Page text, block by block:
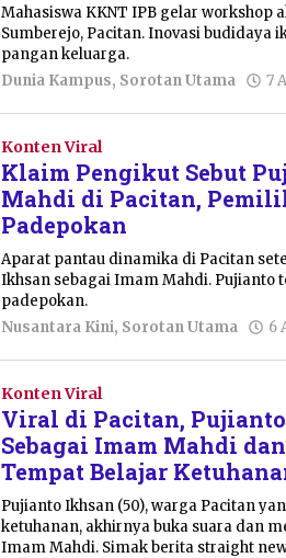
Mahasiswa KKNT IPB gelar workshop
Sumberejo, Pacitan. Inovasi budidaya
pangan keluarga.
Dunia Kampus, Sorotan Utama 7
Konten Viral
Klaim Pengikut Sebut
Mahdi di Pacitan,
Padepokan
Aparat pantau dinamika di Pacitan
Ikhsan sebagai Imam Mahdi. Pujianto
padepokan.
Nusantara Kini, Sorotan Utama 6
Konten Viral
Viral di Pacitan,
Sebagai Imam Mahdi
Tempat Belajar
Pujianto Ikhsan (50), warga Pacitan
ketuhanan, akhirnya buka suara dan
Imam Mahdi. Simak berita straight